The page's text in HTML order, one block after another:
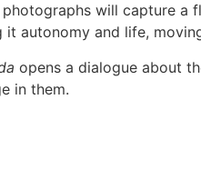
photographs will capture
it autonomy and life,
opens a dialogue about
in them.